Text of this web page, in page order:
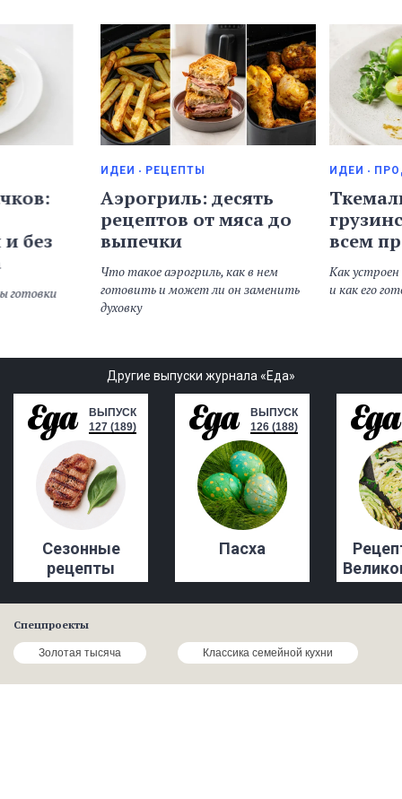
ИДЕИ РЕЦЕПТЫ
Аэрогриль: десять
рецептов от мяса до
выпечки
Что такое аэрогриль, как в нем
готовить и может ли он заменить
духовку
ИДЕИ
всем
Как устроен
и как его
без
готовки
Другие выпуски журнала «Еда»
ВЫПУСК
127 (189)
Сезонные
рецепты
ВЫПУСК
126 (188)
Пасха
Спецпроекты
Золотая тысяча Классика семейной кухни